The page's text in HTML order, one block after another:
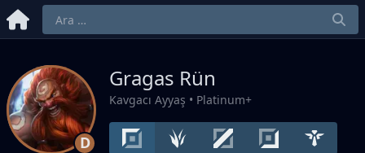
D
Gragas Rün
Kavgacı Ayyaş • Platinum+